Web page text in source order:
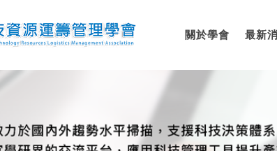
關於學會 最新